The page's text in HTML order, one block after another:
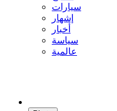
سيارات
إشهار
أخبار
سياسة
عالمية